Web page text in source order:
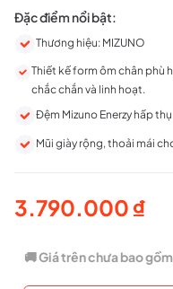
Đặc điểm nổi bật:
Thương hiệu: MIZUNO
Thiết kế form ôm chân phù
chắc chắn và linh hoạt.
Đệm Mizuno Enerzy hấp
Mũi giày rộng, thoải mái
3.790.000 ₫
🚚 Giá trên chưa bao